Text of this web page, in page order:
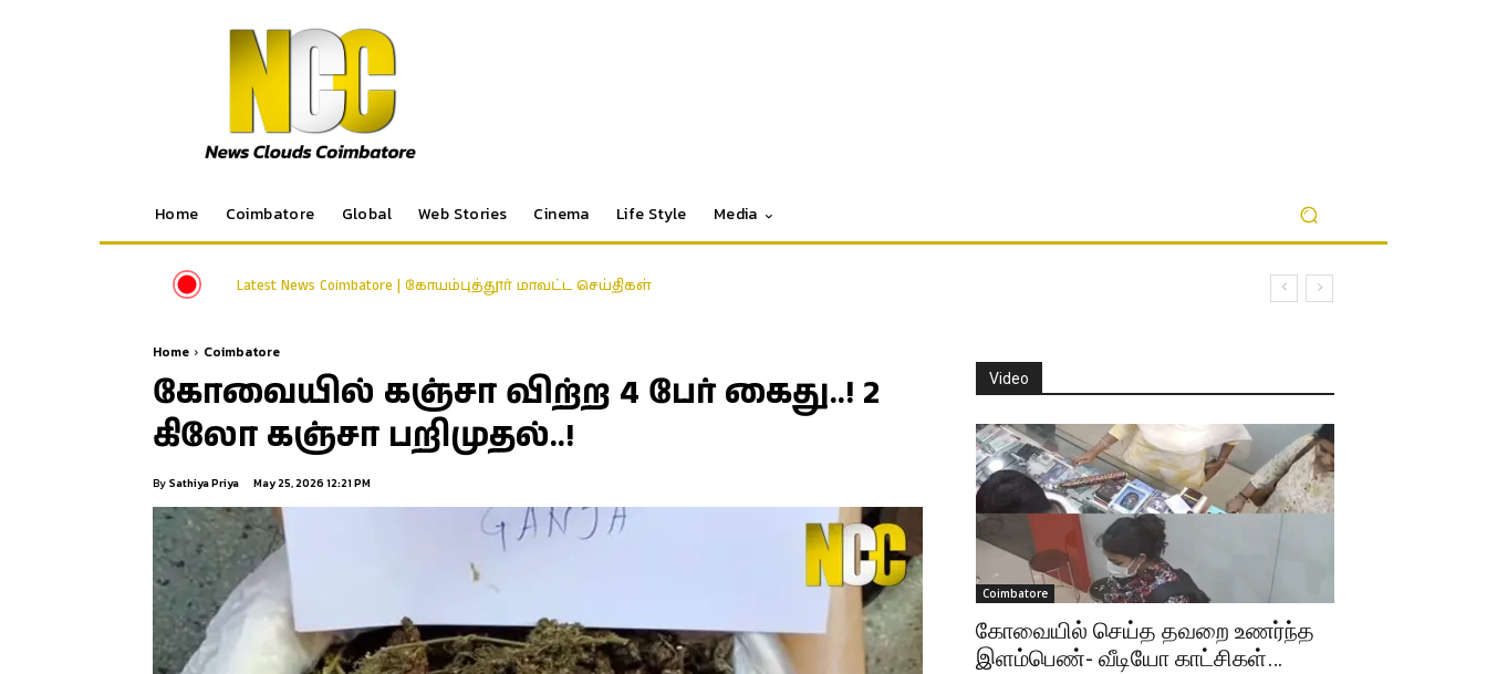
Home Coimbatore Global Web Stories Cinema Life Style Media
Latest News Coimbatore | கோயம்புத்தூர் மாவட்ட செய்திகள்
Home Coimbatore
கோவையில் கஞ்சா விற்ற 4 பேர் கைது..! 2
கிலோ கஞ்சா பறிமுதல்..!
By Sathiya Priya May 25, 2026 12:21 PM
Video
Coimbatore
கோவையில் செய்த தவறை உணர்ந்த
இளம்பெண்- வீடியோ காட்சிகள்…